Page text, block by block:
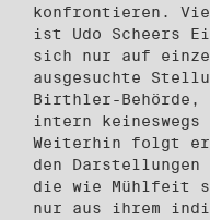
konfrontieren.
ist Udo Scheers
sich nur auf
ausgesuchte
Birthler-
intern
Weiterhin folgt er
den Darstellungen
die wie Mühlfeit
nur aus ihrem